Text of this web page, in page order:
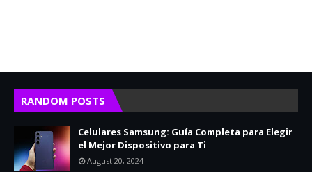
RANDOM POSTS
Celulares Samsung: Guía Completa para Elegir
el Mejor Dispositivo para Ti
August 20, 2024